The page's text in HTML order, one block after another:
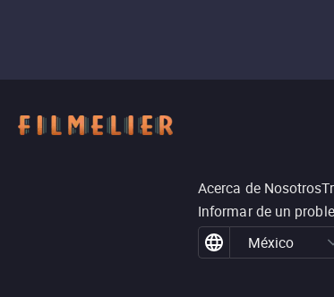
Acerca de Nosotros
Informar de un
México